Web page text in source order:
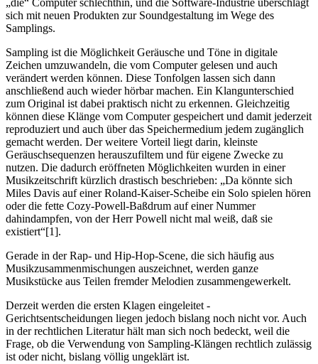
„die“ Computer schlechthin, und die Software-Industrie überschlägt
sich mit neuen Produkten zur Soundgestaltung im Wege des
Samplings.
Sampling ist die Möglichkeit Geräusche und Töne in digitale
Zeichen umzuwandeln, die vom Computer gelesen und auch
verändert werden können. Diese Tonfolgen lassen sich dann
anschließend auch wieder hörbar machen. Ein Klangunterschied
zum Original ist dabei praktisch nicht zu erkennen. Gleichzeitig
können diese Klänge vom Computer gespeichert und damit jederzeit
reproduziert und auch über das Speichermedium jedem zugänglich
gemacht werden. Der weitere Vorteil liegt darin, kleinste
Geräuschsequenzen herauszufiltem und für eigene Zwecke zu
nutzen. Die dadurch eröffneten Möglichkeiten wurden in einer
Musikzeitschrift kürzlich drastisch beschrieben: „Da könnte sich
Miles Davis auf einer Roland-Kaiser-Scheibe ein Solo spielen hören
oder die fette Cozy-Powell-Baßdrum auf einer Nummer
dahindampfen, von der Herr Powell nicht mal weiß, daß sie
existiert“[1].
Gerade in der Rap- und Hip-Hop-Scene, die sich häufig aus
Musikzusammenmischungen auszeichnet, werden ganze
Musikstücke aus Teilen fremder Melodien zusammengewerkelt.
Derzeit werden die ersten Klagen eingeleitet -
Gerichtsentscheidungen liegen jedoch bislang noch nicht vor. Auch
in der rechtlichen Literatur hält man sich noch bedeckt, weil die
Frage, ob die Verwendung von Sampling-Klängen rechtlich zulässig
ist oder nicht, bislang völlig ungeklärt ist.